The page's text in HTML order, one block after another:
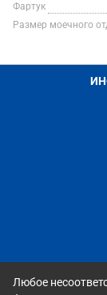
Фартук
Размер моечного
Любое